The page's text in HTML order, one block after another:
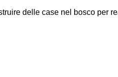
delle case nel bosco per